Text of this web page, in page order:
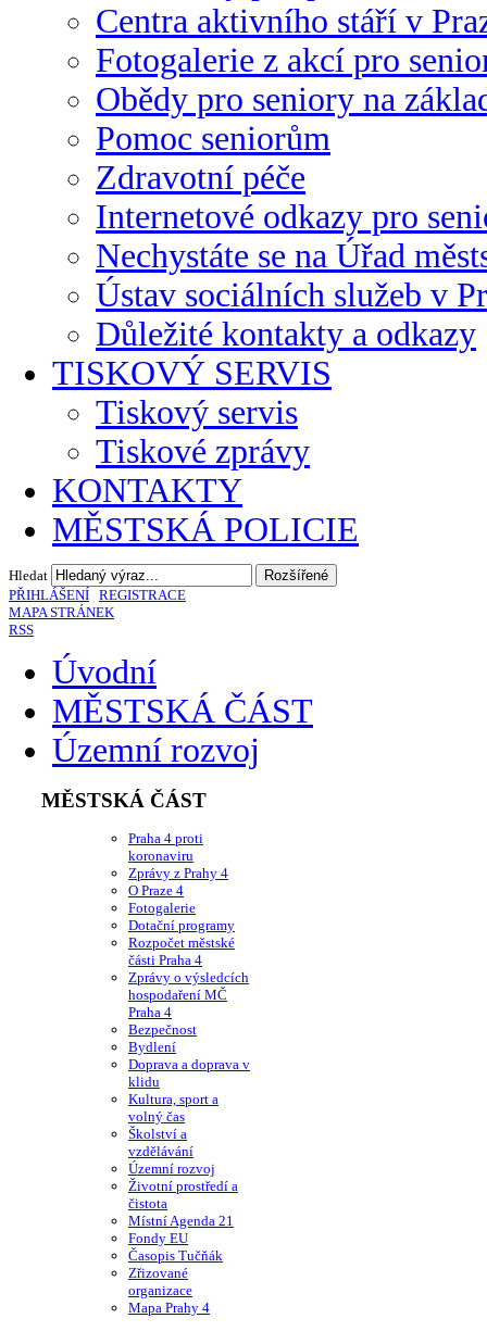
Centra aktivního stáří v
Fotogalerie z akcí pro
Obědy pro seniory na
Pomoc seniorům
Zdravotní péče
Internetové odkazy pro
Nechystáte se na Úřad
Ústav sociálních služeb v
Důležité kontakty a odkazy
TISKOVÝ SERVIS
Tiskový servis
Tiskové zprávy
KONTAKTY
MĚSTSKÁ POLICIE
Hledat
PŘIHLÁŠENÍ REGISTRACE
MAPA STRÁNEK
RSS
Úvodní
MĚSTSKÁ ČÁST
Územní rozvoj
MĚSTSKÁ ČÁST
Praha 4 proti
koronaviru
Zprávy z Prahy 4
O Praze 4
Fotogalerie
Dotační programy
Rozpočet městské
části Praha 4
Zprávy o výsledcích
hospodaření MČ
Praha 4
Bezpečnost
Bydlení
Doprava a doprava v
klidu
Kultura, sport a
volný čas
Školství a
vzdělávání
Územní rozvoj
Životní prostředí a
čistota
Místní Agenda 21
Fondy EU
Časopis Tučňák
Zřizované
organizace
Mapa Prahy 4